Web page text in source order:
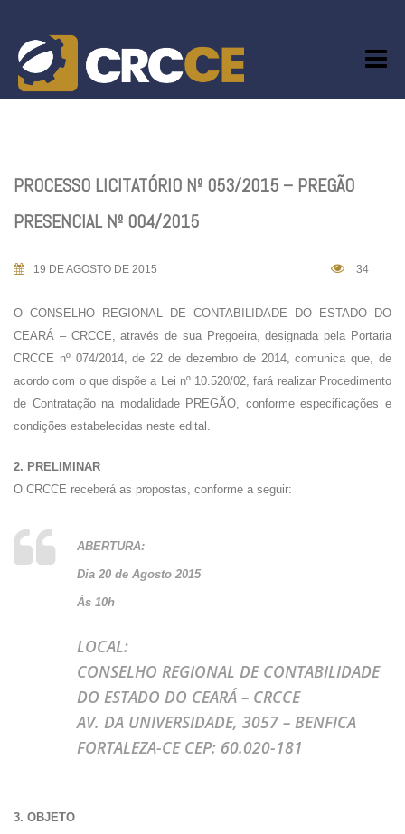
content
PROCESSO LICITATÓRIO Nº 053/2015 – PREGÃO
PRESENCIAL Nº 004/2015
19 DE AGOSTO DE 2015 34
O CONSELHO REGIONAL DE CONTABILIDADE DO ESTADO DO
CEARÁ – CRCCE, através de sua Pregoeira, designada pela Portaria
CRCCE nº 074/2014, de 22 de dezembro de 2014, comunica que, de
acordo com o que dispõe a Lei nº 10.520/02, fará realizar Procedimento
de Contratação na modalidade PREGÃO, conforme especificações e
condições estabelecidas neste edital.
2. PRELIMINAR
O CRCCE receberá as propostas, conforme a seguir:
ABERTURA:
Dia 20 de Agosto 2015
Às 10h
LOCAL:
CONSELHO REGIONAL DE CONTABILIDADE
DO ESTADO DO CEARÁ – CRCCE
AV. DA UNIVERSIDADE, 3057 – BENFICA
FORTALEZA-CE CEP: 60.020-181
3. OBJETO